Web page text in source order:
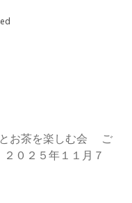
とお茶を楽しむ会 ご
０２５年１１月７